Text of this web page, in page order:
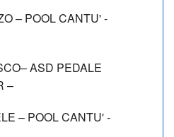
– POOL CANTU' -
ASD PEDALE
–
– POOL CANTU' -